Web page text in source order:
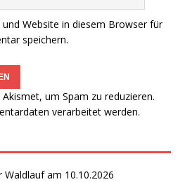
Website in diesem Browser für
speichern.
um Spam zu reduzieren.
verarbeitet werden.
am 10.10.2026